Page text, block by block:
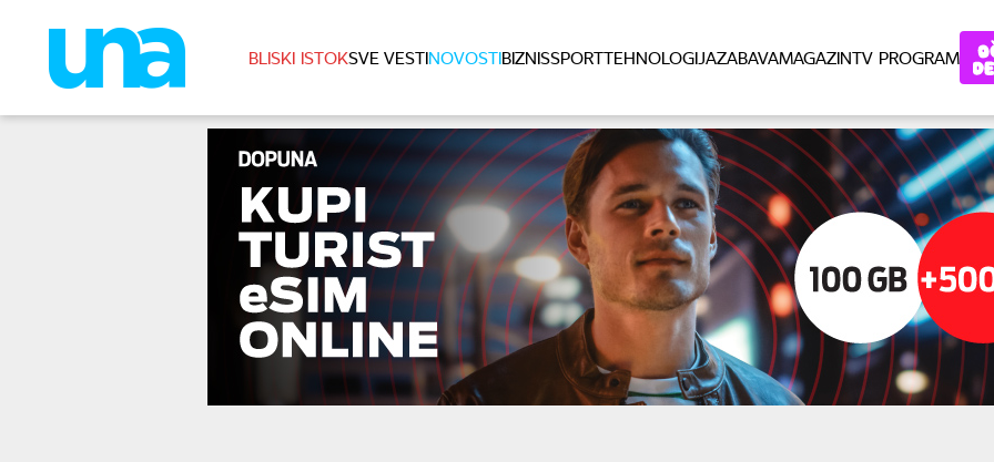
BLISKI ISTOKSVE VESTINOVOSTIBIZNISSPORTTEHNOLOGIJAZABAVAMAGAZINTV PROGRAM